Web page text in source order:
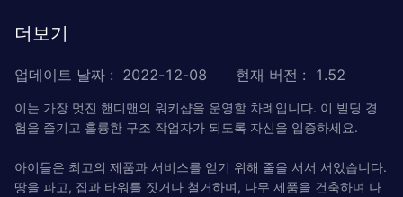
더보기
업데이트 날짜 : 2022-12-08 현재 버전 : 1.52
이는 가장 멋진 핸디맨의 워키샵을 운영할 차례입니다. 이 빌딩 경
험을 즐기고 훌륭한 구조 작업자가 되도록 자신을 입증하세요.
아이들은 최고의 제품과 서비스를 얻기 위해 줄을 서서 서있습니다.
땅을 파고, 집과 타워를 짓거나 철거하며, 나무 제품을 건축하며 나